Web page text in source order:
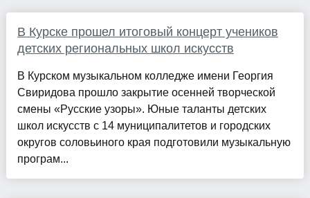
В Курске прошел итоговый концерт учеников
детских региональных школ искусств
В Курском музыкальном колледже имени Георгия
Свиридова прошло закрытие осенней творческой
смены «Русские узоры». Юные таланты детских
школ искусств с 14 муниципалитетов и городских
округов соловьиного края подготовили музыкальную
програм...